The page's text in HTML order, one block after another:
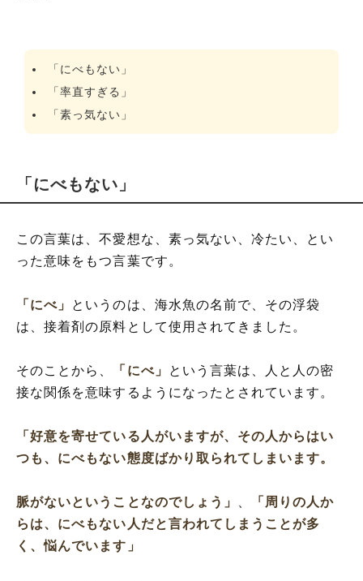
「にべもない」
「率直すぎる」
「素っ気ない」
「にべもない」
この言葉は、不愛想な、素っ気ない、冷たい、とい
った意味をもつ言葉です。
「にべ」
というのは、海水魚の名前で、その浮袋
は、接着剤の原料として使用されてきました。
そのことから、 「にべ」
という言葉は、人と人の密
接な関係を意味するようになったとされています。
「好意を寄せている人がいますが、その人からはい
つも、にべもない態度ばかり取られてしまいます。
脈がないということなのでしょう」
「周りの人か
らは、にべもない人だと言われてしまうことが多
く、悩んでいます」